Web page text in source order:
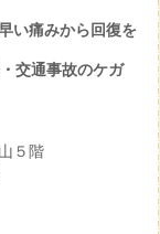
い痛みから回復を
交通事故のケガ
５階